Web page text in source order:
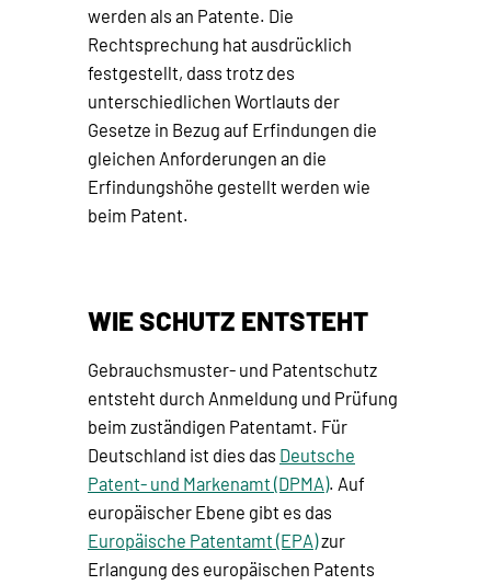
werden als an Patente. Die
Rechtsprechung hat ausdrücklich
festgestellt, dass trotz des
unterschiedlichen Wortlauts der
Gesetze in Bezug auf Erfindungen die
gleichen Anforderungen an die
Erfindungshöhe gestellt werden wie
beim Patent.
WIE SCHUTZ ENTSTEHT
Gebrauchsmuster- und Patentschutz
entsteht durch Anmeldung und Prüfung
beim zuständigen Patentamt. Für
Deutschland ist dies das Deutsche
Patent- und Markenamt (DPMA). Auf
europäischer Ebene gibt es das
Europäische Patentamt (EPA)zur
Erlangung des europäischen Patents